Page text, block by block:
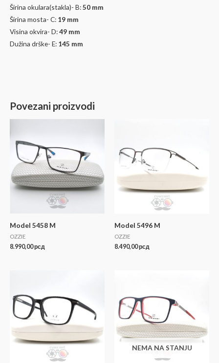
Širina okulara(stakla)- B:50 mm
Širina mosta- C: 19 mm
Visina okvira- D:49 mm
Dužina drške- E: 145 mm
Povezani proizvodi
Model 5458 M
OZZIE
8.990,00рсд
Model 5496 M
OZZIE
8.490,00рсд
NEMA NA STANJU